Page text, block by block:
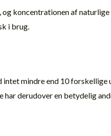
koncentrationen af
i brug.
mindre end 10
derudover en betydelig